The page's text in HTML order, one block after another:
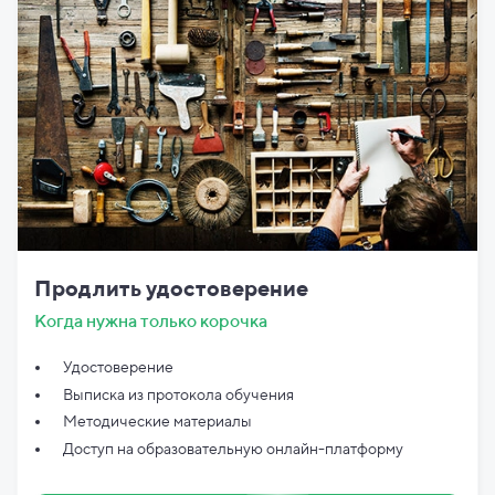
Продлить удостоверение
Когда нужна только корочка
Удостоверение
Выписка из протокола обучения
Методические материалы
Доступ на образовательную онлайн-платформу